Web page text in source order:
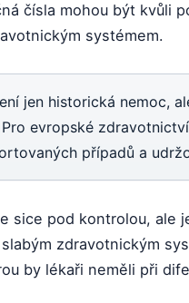
čísla mohou být kvůli
systémem.
jen historická nemoc,
evropské
případů a
sice pod kontrolou, ale
zdravotnickým
by lékaři neměli při